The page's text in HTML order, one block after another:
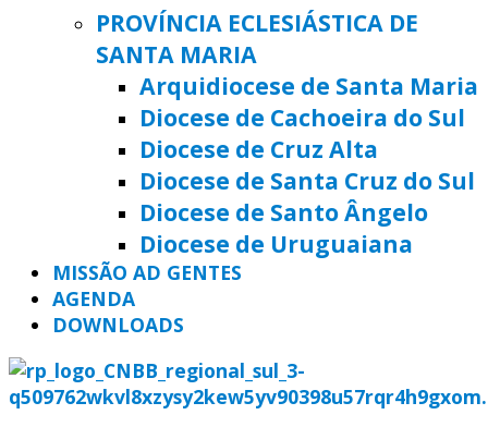
PROVÍNCIA ECLESIÁSTICA DE
SANTA MARIA
Arquidiocese de Santa Maria
Diocese de Cachoeira do Sul
Diocese de Cruz Alta
Diocese de Santa Cruz do Sul
Diocese de Santo Ângelo
Diocese de Uruguaiana
MISSÃO AD GENTES
AGENDA
DOWNLOADS